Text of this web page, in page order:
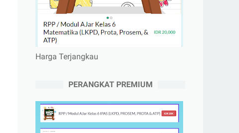
Harga Terjangkau
PERANGKAT PREMIUM